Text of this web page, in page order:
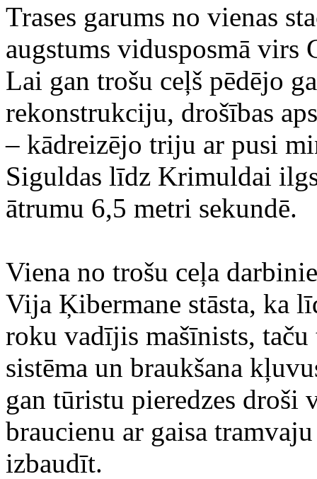
Trases garums no vienas
augstums vidusposmā virs
Lai gan trošu ceļš pēdējo
rekonstrukciju, drošības
– kādreizējo triju ar pusi
Siguldas līdz Krimuldai
ātrumu 6,5 metri sekundē.
Viena no trošu ceļa
Vija Ķibermane stāsta, ka
roku vadījis mašīnists, taču
sistēma un braukšana
gan tūristu pieredzes
braucienu ar gaisa
izbaudīt.